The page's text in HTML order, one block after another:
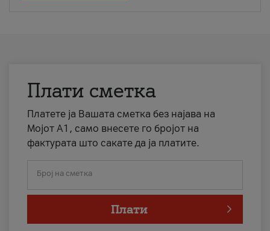
Плати сметка
Платете ја Вашата сметка без најава на
Мојот А1, само внесете го бројот на
фактурата што сакате да ја платите.
Број на сметка
Плати